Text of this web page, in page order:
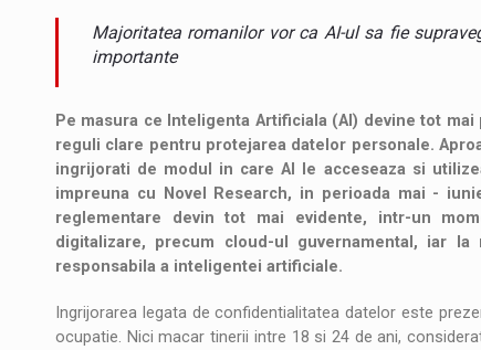
Majoritatea romanilor vor ca AI-ul sa fie
importante
Pe masura ce Inteligenta Artificiala (AI) devine tot
reguli clare pentru protejarea datelor personale.
ingrijorati de modul in care AI le acceseaza si
impreuna cu Novel Research, in perioada mai -
reglementare devin tot mai evidente, intr-un
digitalizare, precum cloud-ul guvernamental, iar
responsabila a inteligentei artificiale.
Ingrijorarea legata de confidentialitatea datelor este
ocupatie. Nici macar tinerii intre 18 si 24 de ani,